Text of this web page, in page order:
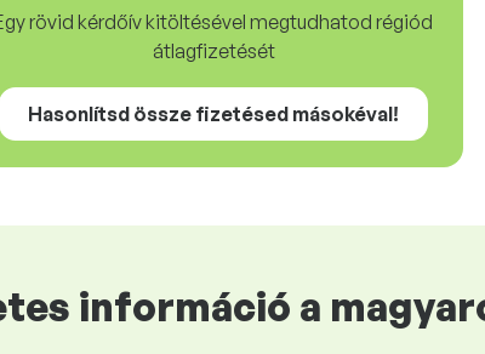
rövid kérdőív kitöltésével megtudhatod régiód
átlagfizetését
Hasonlítsd össze fizetésed másokéval!
információ a